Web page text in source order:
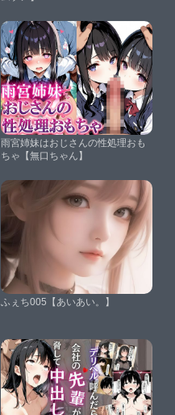
雨宮姉妹はおじさんの性処理おも
ちゃ【無口ちゃん】
ふぇち005【あいあい。】